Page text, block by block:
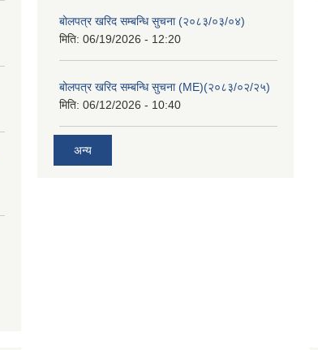
बोलपत्र खरिद सम्बन्धि सुचना (२०८३/०३/०४)
मिति: 06/19/2026 - 12:20
बोलपत्र खरिद सम्बन्धि सुचना (ME)(२०८३/०२/२५)
मिति: 06/12/2026 - 10:40
अन्य